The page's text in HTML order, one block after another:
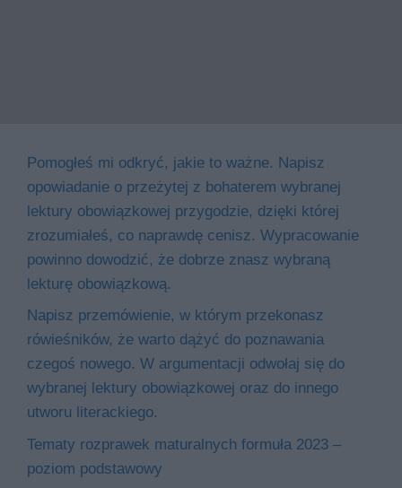
Pomogłeś mi odkryć, jakie to ważne. Napisz
opowiadanie o przeżytej z bohaterem wybranej
lektury obowiązkowej przygodzie, dzięki której
zrozumiałeś, co naprawdę cenisz. Wypracowanie
powinno dowodzić, że dobrze znasz wybraną
lekturę obowiązkową.
Napisz przemówienie, w którym przekonasz
rówieśników, że warto dążyć do poznawania
czegoś nowego. W argumentacji odwołaj się do
wybranej lektury obowiązkowej oraz do innego
utworu literackiego.
Tematy rozprawek maturalnych formuła 2023 –
poziom podstawowy